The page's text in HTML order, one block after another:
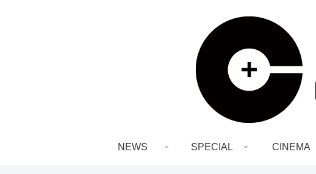
NEWS SPECIAL CINEMA